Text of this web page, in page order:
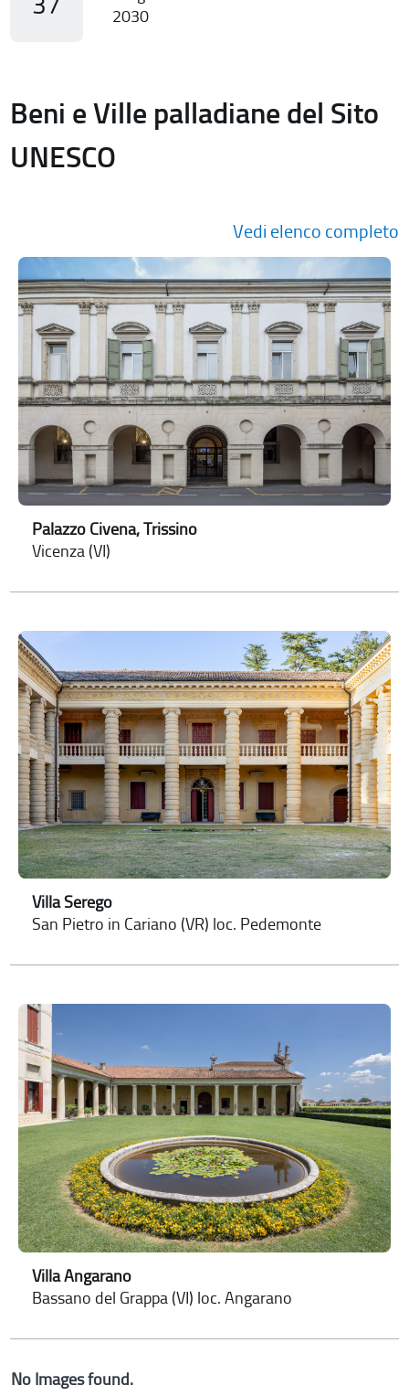
2030
Beni e Ville palladiane del Sito
UNESCO
Vedi elenco completo
Palazzo Civena, Trissino
Vicenza (VI)
Villa Serego
San Pietro in Cariano (VR) loc. Pedemonte
Villa Angarano
Bassano del Grappa (VI) loc. Angarano
No Images found.